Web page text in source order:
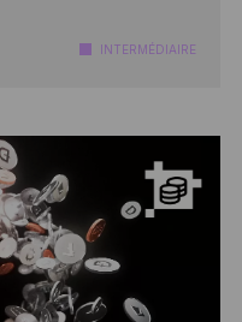
INTERMÉDIAIRE